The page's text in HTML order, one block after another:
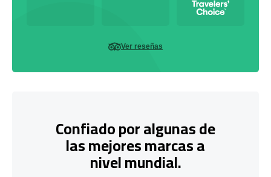
Ver reseñas
Confiado por algunas de
las mejores marcas a
nivel mundial.